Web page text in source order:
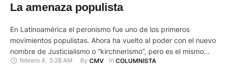
La amenaza populista
En Latinoamérica el peronismo fue uno de los primeros
movimientos populistas. Ahora ha vuelto al poder con el nuevo
nombre de Justicialismo o “kirchnerismo”, pero es el mismo
con fachada democrática y apoyándose en resultados
febrero 4, 5:28 AM By CMV In COLUMNISTA